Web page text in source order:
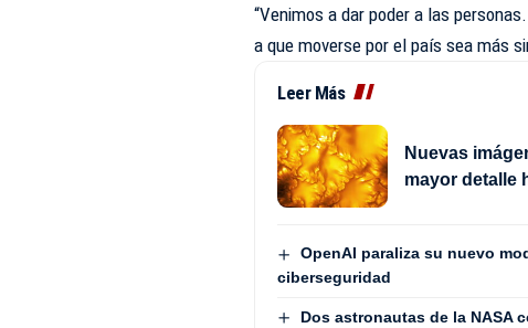
“Venimos a dar poder a las
a que moverse por el país sea más
Leer Más
Nuevas
mayor detalle
OpenAI paraliza su nuevo
ciberseguridad
Dos astronautas de la NASA